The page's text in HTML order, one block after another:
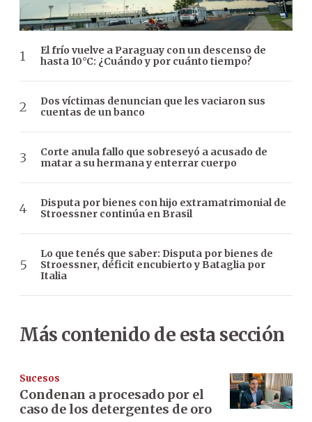
El frío vuelve a Paraguay con un descenso de
hasta 10°C: ¿Cuándo y por cuánto tiempo?
Dos víctimas denuncian que les vaciaron sus
cuentas de un banco
Corte anula fallo que sobreseyó a acusado de
matar a su hermana y enterrar cuerpo
Disputa por bienes con hijo extramatrimonial de
Stroessner continúa en Brasil
Lo que tenés que saber: Disputa por bienes de
Stroessner, déficit encubierto y Bataglia por
Italia
Más contenido de esta sección
Sucesos
Condenan a procesado por el
caso de los detergentes de oro